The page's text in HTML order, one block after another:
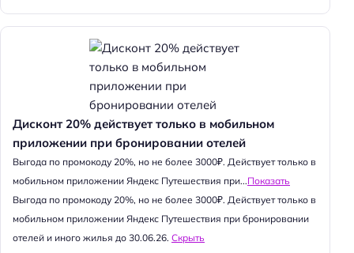
Дисконт 20% действует только в мобильном
приложении при бронировании отелей
Выгода по промокоду 20%, но не более 3000₽. Действует только в
мобильном приложении Яндекс Путешествия при...Показать
Выгода по промокоду 20%, но не более 3000₽. Действует только в
мобильном приложении Яндекс Путешествия при бронировании
отелей и иного жилья до 30.06.26. Скрыть